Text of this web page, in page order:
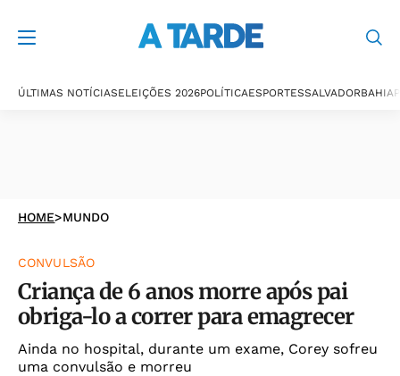
ÚLTIMAS NOTÍCIASELEIÇÕES 2026POLÍTICAESPORTESSALVADORBAHIA
HOME>MUNDO
CONVULSÃO
Criança de 6 anos morre após pai
obriga-lo a correr para emagrecer
Ainda no hospital, durante um exame, Corey sofreu
uma convulsão e morreu